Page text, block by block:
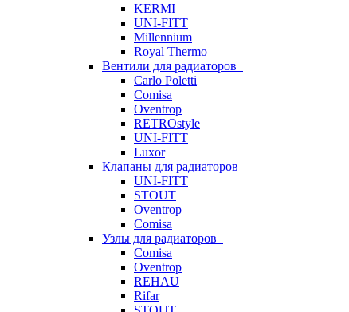
KERMI
UNI-FITT
Millennium
Royal Thermo
Вентили для радиаторов
Carlo Poletti
Comisa
Oventrop
RETROstyle
UNI-FITT
Luxor
Клапаны для радиаторов
UNI-FITT
STOUT
Oventrop
Comisa
Узлы для радиаторов
Comisa
Oventrop
REHAU
Rifar